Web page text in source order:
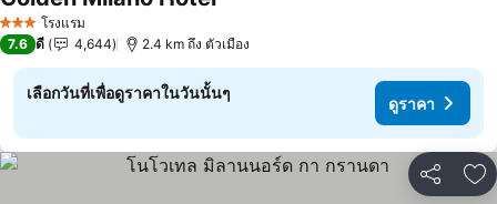
3 ดาว โรงแรม
ดูราคา
7.6 ดี 4,644 2.4 km ถึง ตัวเมือง
เลือกวันที่เพื่อดูราคาในวันนั้นๆ
ดูราคา
แชร์ เ